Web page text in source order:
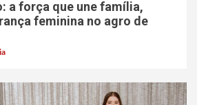
a força que une família,
feminina no agro de